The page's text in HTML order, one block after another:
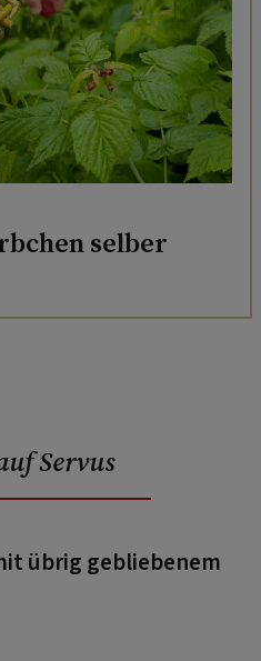
selber
Servus
übrig gebliebenem